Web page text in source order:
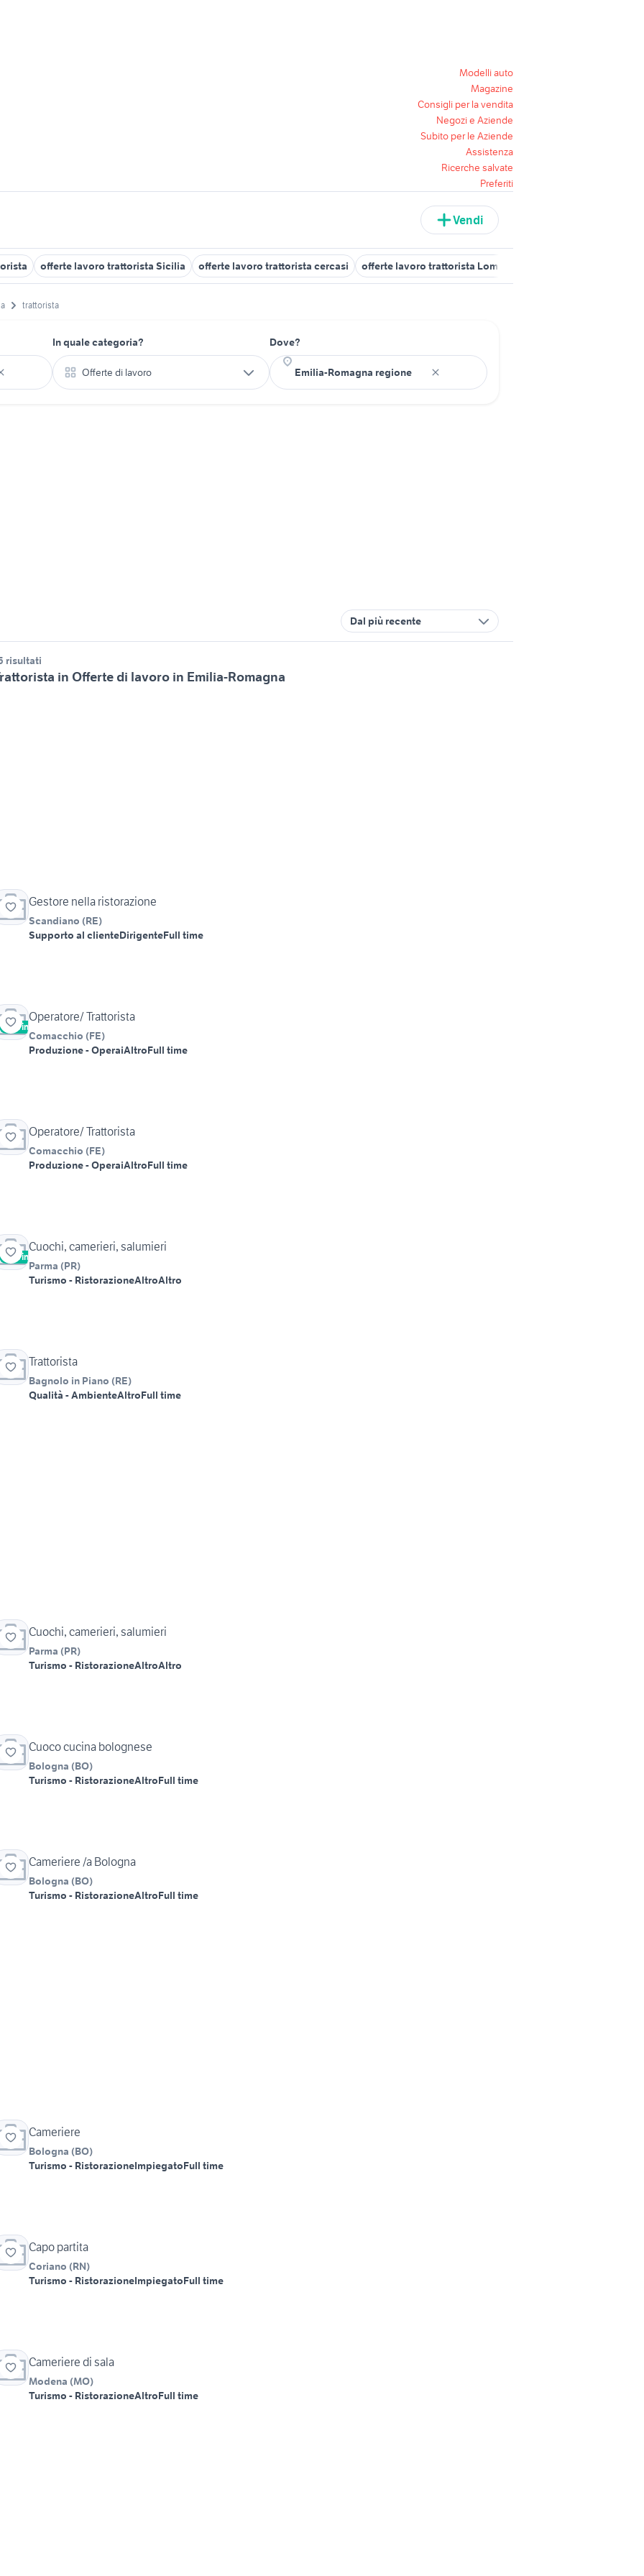
Modelli auto
Magazine
Consigli per la vendita
Negozi e Aziende
Subito per le Aziende
Assistenza
Ricerche salvate
Preferiti
Vendi
offerte lavoro trattorista Sicilia offerte lavoro trattorista cercasi offerte lavoro trattorista Lombardia
trattorista
In quale categoria?
Offerte di lavoro
Dove?
Dal più recente
risultati
in Offerte di lavoro in Emilia-Romagna
Gestore nella ristorazione
Scandiano (RE)
Supporto al clienteDirigenteFull time
Vetrina
Operatore/ Trattorista
Comacchio (FE)
Produzione - OperaiAltroFull time
Operatore/ Trattorista
Comacchio (FE)
Produzione - OperaiAltroFull time
Vetrina
Cuochi, camerieri, salumieri
Parma (PR)
Turismo - RistorazioneAltroAltro
Trattorista
Bagnolo in Piano (RE)
Qualità - AmbienteAltroFull time
Cuochi, camerieri, salumieri
Parma (PR)
Turismo - RistorazioneAltroAltro
Cuoco cucina bolognese
Bologna (BO)
Turismo - RistorazioneAltroFull time
Cameriere /a Bologna
Bologna (BO)
Turismo - RistorazioneAltroFull time
Cameriere
Bologna (BO)
Turismo - RistorazioneImpiegatoFull time
Capo partita
Coriano (RN)
Turismo - RistorazioneImpiegatoFull time
Cameriere di sala
Modena (MO)
Turismo - RistorazioneAltroFull time